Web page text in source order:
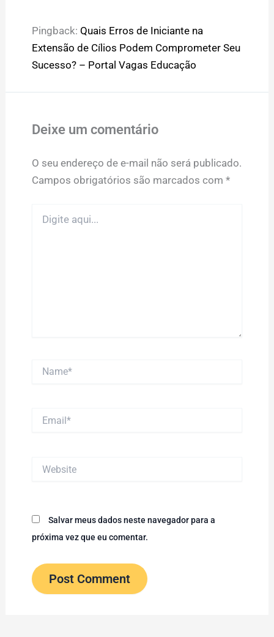
Pingback: Quais Erros de Iniciante na
Extensão de Cílios Podem Comprometer Seu
Sucesso? – Portal Vagas Educação
Deixe um comentário
O seu endereço de e-mail não será publicado.
Campos obrigatórios são marcados com *
aqui...
Salvar meus dados neste navegador para a
próxima vez que eu comentar.